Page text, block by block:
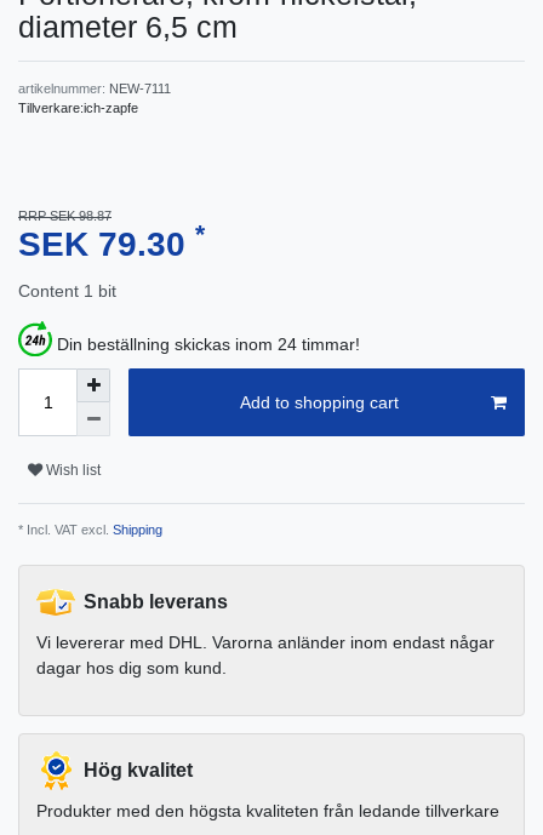
diameter 6,5 cm
artikelnummer: NEW-7111
Tillverkare:ich-zapfe
RRP SEK 98.87
SEK 79.30 *
Content 1 bit
Din beställning skickas inom 24 timmar!
Add to shopping cart
Wish list
* Incl. VAT excl. Shipping
Snabb leverans
Vi levererar med DHL. Varorna anländer inom endast någar
dagar hos dig som kund.
Hög kvalitet
Produkter med den högsta kvaliteten från ledande tillverkare